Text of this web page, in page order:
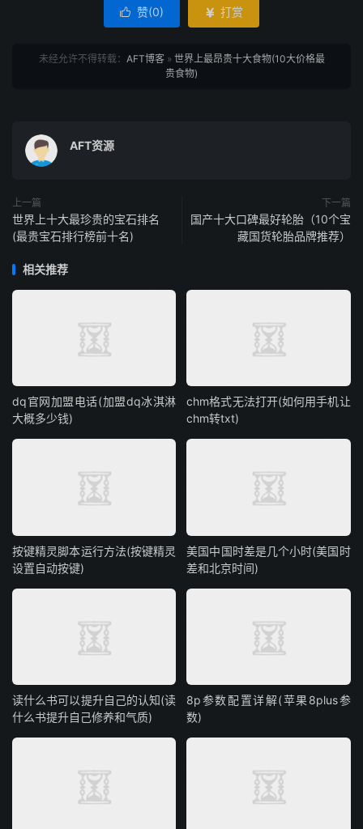
 赞(0)  打赏
未经允许不得转载： AFT博客» 世界上最昂贵十大食物(10大价格最
贵食物)
AFT资源
上一篇
世界上十大最珍贵的宝石排名
(最贵宝石排行榜前十名)
下一篇
国产十大口碑最好轮胎（10个宝
藏国货轮胎品牌推荐）
相关推荐
dq官网加盟电话(加盟dq冰淇淋
大概多少钱)
chm格式无法打开(如何用手机让
chm转txt)
按键精灵脚本运行方法(按键精灵
设置自动按键)
美国中国时差是几个小时(美国时
差和北京时间)
读什么书可以提升自己的认知(读
什么书提升自己修养和气质)
8p参数配置详解(苹果8plus参
数)